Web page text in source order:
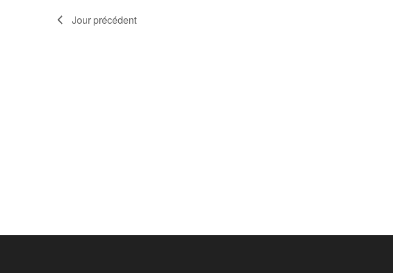
Jour précédent